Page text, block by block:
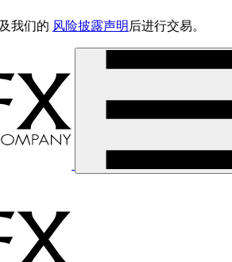
我们的 风险披露声明 后进行交易。